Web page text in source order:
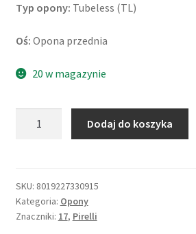
Typ opony: Tubeless (TL)
Oś: Opona przednia
20 w magazynie
V3
SC1
120/70
Dodaj do koszyka
SKU: 8019227330915
Kategoria: Opony
Znaczniki: 17, Pirelli